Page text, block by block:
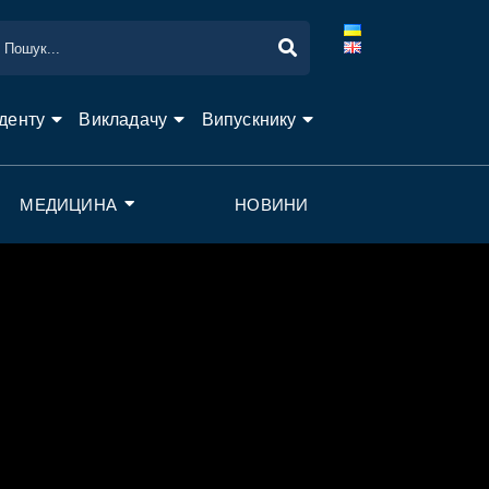
Викладачу Випускнику
МЕДИЦИНА НОВИНИ